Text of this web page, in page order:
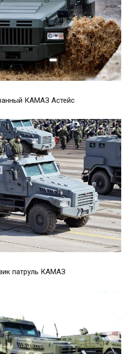
КАМАЗ Астейс
патруль КАМАЗ